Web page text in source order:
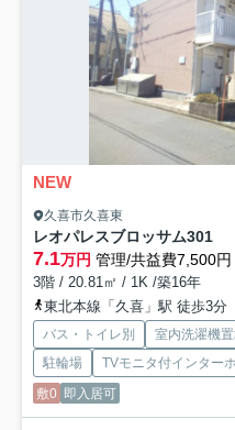
NEW
久喜市久喜東
レオパレスブロッサム301
7.1万円 管理/共益費7,500円
3階 / 20.81㎡ / 1K /築16年
東北本線「久喜」駅 徒歩3分
バス・トイレ別 室内洗濯機
駐輪場
TVモニタ付インター
敷0 即入居可